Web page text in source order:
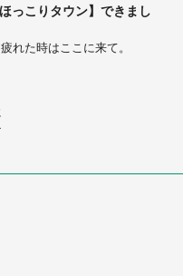
っこりタウン】できまし
れた時はここに来て。